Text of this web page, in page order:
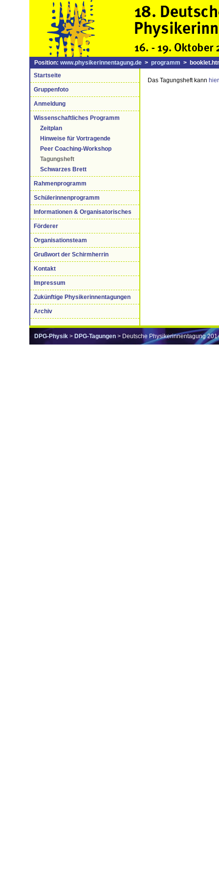
Position: www.physikerinnentagung.de > programm >
Startseite
Gruppenfoto
Anmeldung
Wissenschaftliches Programm
Zeitplan
Hinweise für Vortragende
Peer Coaching-Workshop
Tagungsheft
Schwarzes Brett
Rahmenprogramm
Schülerinnenprogramm
Informationen & Organisatorisches
Förderer
Organisationsteam
Grußwort der Schirmherrin
Kontakt
Impressum
Zukünftige Physikerinnentagungen
Archiv
Das Tagungsheft kann hier
DPG-Physik > DPG-Tagungen > Deutsche Physikerinnentagung